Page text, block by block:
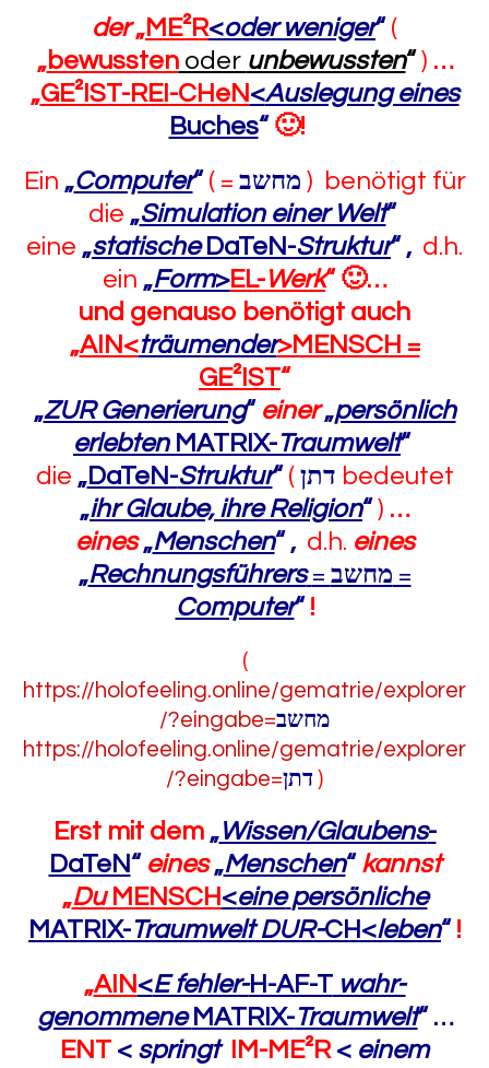
der„ME²R<oder weniger“ (
„bewusstenoder unbewussten“ ) …
„GE²IST-REI-CHeN <Auslegung eines
Buches“ 🙂!
Ein „Computer“ ( = מחשב ) benötigt für
die „Simulation einer Welt“
eine „statischeDaTeN-Struktur“ , d.h.
ein „Form>EL-Werk“ 🙂…
und genauso benötigt auch
„AIN<träumender>MENSCH =
GE²IST“
„ZUR Generierung“ einer „persönlich
erlebten MATRIX-Traumwelt“
die „DaTeN-Struktur“ ( דתן bedeutet
„ihr Glaube, ihre Religion“ ) …
eines „Menschen“ ,d.h. eines
„Rechnungsführers = מחשב =
Computer“ !
(
https://holofeeling.online/gematrie/explorer
/?eingabe=מחשב
https://holofeeling.online/gematrie/explorer
/?eingabe=דתן )
Erst mit dem „Wissen/Glaubens-
DaTeN“ eines „Menschen“ kannst
„DuMENSCH <eine persönliche
MATRIX-Traumwelt DUR-CH<leben“ !
„AIN <E fehler-H-AF-Twahr-
genommene MATRIX-Traumwelt“ …
ENT < springt IM-ME²R < einem